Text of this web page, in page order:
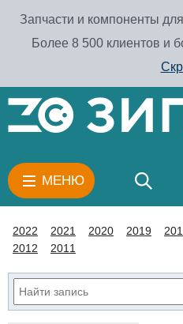
Запчасти и компоненты
Более 8 500 клиентов и
МЕНЮ
2022 2021 2020 2019
2012
2011